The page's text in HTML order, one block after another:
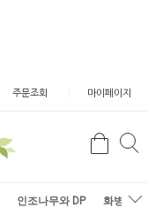
주문조회 마이페이지
검
인조나무와 DP 화병/화